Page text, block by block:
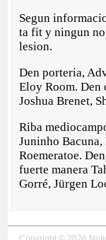
Segun
ta fit y ningun
lesion.
Den porteria,
Eloy Room. Den
Joshua Brenet,
Riba
Juninho
Roemeratoe.
fuerte manera
Gorré, Jürgen